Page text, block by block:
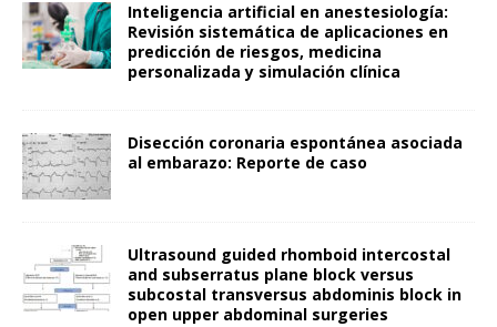
Inteligencia artificial en anestesiología:
Revisión sistemática de aplicaciones en
predicción de riesgos, medicina
personalizada y simulación clínica
Disección coronaria espontánea asociada
al embarazo: Reporte de caso
Ultrasound guided rhomboid intercostal
and subserratus plane block versus
subcostal transversus abdominis block in
open upper abdominal surgeries